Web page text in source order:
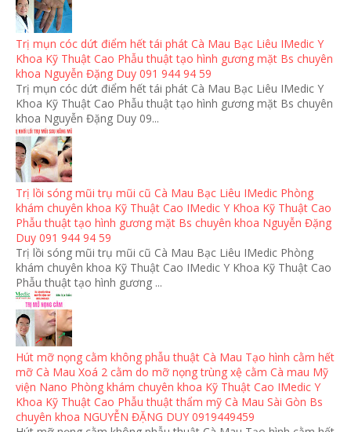
Trị mụn cóc dứt điểm hết tái phát Cà Mau Bạc Liêu IMedic Y
Khoa Kỹ Thuật Cao Phẫu thuật tạo hình gương mặt Bs chuyên
khoa Nguyễn Đặng Duy 091 944 94 59
Trị mụn cóc dứt điểm hết tái phát Cà Mau Bạc Liêu IMedic Y
Khoa Kỹ Thuật Cao Phẫu thuật tạo hình gương mặt Bs chuyên
khoa Nguyễn Đặng Duy 09...
Trị lồi sóng mũi trụ mũi cũ Cà Mau Bạc Liêu IMedic Phòng
khám chuyên khoa Kỹ Thuật Cao IMedic Y Khoa Kỹ Thuật Cao
Phẫu thuật tạo hình gương mặt Bs chuyên khoa Nguyễn Đặng
Duy 091 944 94 59
Trị lồi sóng mũi trụ mũi cũ Cà Mau Bạc Liêu IMedic Phòng
khám chuyên khoa Kỹ Thuật Cao IMedic Y Khoa Kỹ Thuật Cao
Phẫu thuật tạo hình gương ...
Hút mỡ nọng cằm không phẫu thuật Cà Mau Tạo hình cằm hết
mỡ Cà Mau Xoá 2 cằm do mỡ nọng trùng xệ cằm Cà mau Mỹ
viện Nano Phòng khám chuyên khoa Kỹ Thuật Cao IMedic Y
Khoa Kỹ Thuật Cao Phẫu thuật thẩm mỹ Cà Mau Sài Gòn Bs
chuyên khoa NGUYỄN ĐẶNG DUY 0919449459